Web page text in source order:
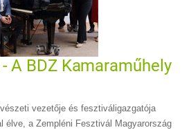
A BDZ Kamaraműhely
vezetője és fesztiváligazgatója
élve, a Zempléni Fesztivál Magyarország